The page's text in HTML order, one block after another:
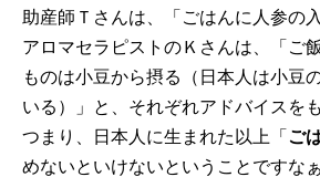
助産師Ｔさんは、「ごはんに人参の
アロマセラピストのＫさんは、「ご
ものは小豆から摂る（日本人は小豆
いる）」と、それぞれアドバイスを
つまり、日本人に生まれた以上「 ご
めないといけないということですな